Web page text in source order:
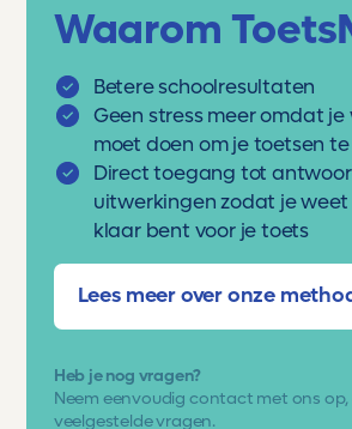
Waarom
Betere schoolresultaten
Geen stress meer omdat
moet doen om je toetsen
Direct toegang tot
uitwerkingen zodat je
klaar bent voor je toets
Lees meer over onze
Heb je nog vragen?
Neem eenvoudig contact met ons op
veelgestelde vragen.